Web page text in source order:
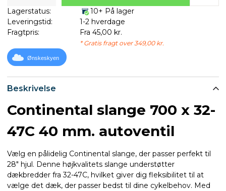
Beskrivelse
Continental slange 700 x 32-
47C 40 mm. autoventil
Vælg en pålidelig Continental slange, der passer perfekt til
28" hjul. Denne højkvalitets slange understøtter
dækbredder fra 32-47C, hvilket giver dig fleksibilitet til at
vælge det dæk, der passer bedst til dine cykelbehov. Med
Lagerstatus:
10+ På lager
Leveringstid:
1-2 hverdage
Fragtpris:
Fra 45,00 kr.
* Gratis fragt over 349,00 kr.
Ønskeskyen